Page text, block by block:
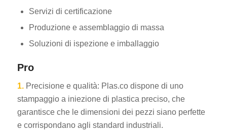
Servizi di certificazione
Produzione e assemblaggio di massa
Soluzioni di ispezione e imballaggio
Pro
1.Precisione e qualità: Plas.co dispone di uno
stampaggio a iniezione di plastica preciso, che
garantisce che le dimensioni dei pezzi siano perfette
e corrispondano agli standard industriali.